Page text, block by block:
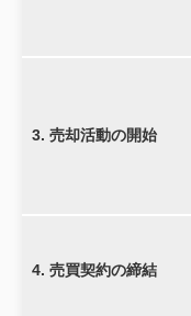
3. 売却活動の開始
4. 売買契約の締結